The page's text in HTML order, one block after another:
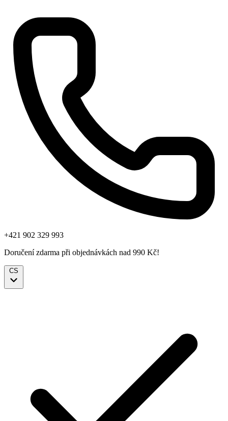
+421 902 329 993
Doručení zdarma při objednávkách nad 990 Kč!
CS